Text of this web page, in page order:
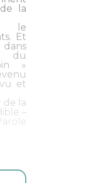
la
le
Et
dans
du
»
et
de la
–